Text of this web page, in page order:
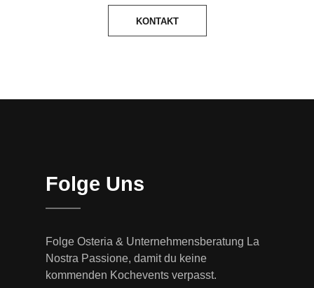
KONTAKT
Folge Uns
Folge Osteria & Unternehmensberatung La
Nostra Passione, damit du keine
kommenden Kochevents verpasst.